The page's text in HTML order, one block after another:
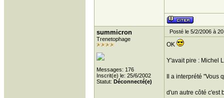
summicron
Trenetophage
Messages: 176
Inscrit(e) le: 25/6/2002
Statut: Déconnecté(e)
Posté le 5/2/2006 à
OK
Y'avait pire : Michel
Il a interprété
d'un autre côté c'est